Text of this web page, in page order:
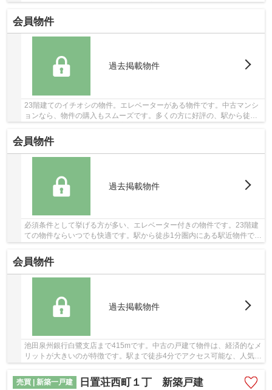
す。多くの方に好評な、清潔感のある室内が魅...
会員物件
過去掲載物件
23階建てのイチオシの物件。エレベーターがある物件です。中古マンシ
ョンなら、物件の購入もスムーズです。多くの方に好評の、駅から徒歩1
会員物件
過去掲載物件
必須条件として挙げる方が多い、エレベーター付きの物件です。23階建
ての物件ならいつでも快適です。駅から徒歩1分圏内にある駅近物件で
会員物件
過去掲載物件
池田泉州銀行白鷺支店まで415mです。中古の戸建て物件は、経済的なメ
リットが大きいのが特徴です。駅まで徒歩4分でアクセス可能な、人気の
売買 | 新築一戸建
日置荘西町１丁 新築戸建